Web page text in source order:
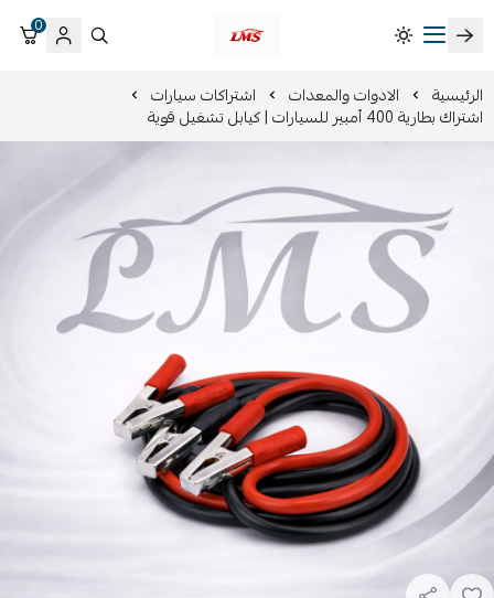
متجر لمسات الشرقية لزينة سيارات LMS
0
الرئيسية الادوات والمعدات اشتراكات سيارات
اشتراك بطارية 400 أمبير للسيارات | كيابل تشغيل قوية